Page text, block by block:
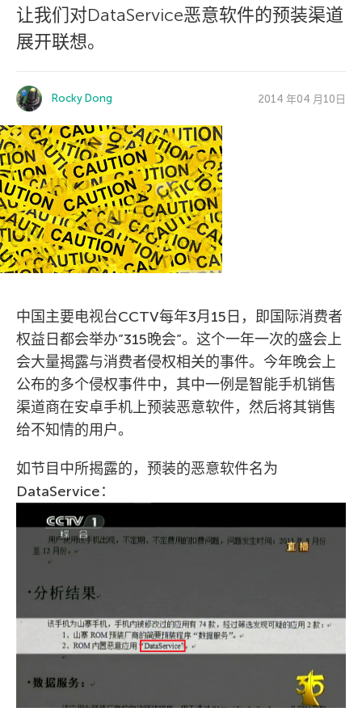
让我们对DataService恶意软件的预装渠道
展开联想。
Rocky Dong 2014 年04 月10日
中国主要电视台CCTV每年3月15日，即国际消费者
权益日都会举办”315晚会”。这个一年一次的盛会上
会大量揭露与消费者侵权相关的事件。今年晚会上
公布的多个侵权事件中，其中一例是智能手机销售
渠道商在安卓手机上预装恶意软件，然后将其销售
给不知情的用户。
如节目中所揭露的，预装的恶意软件名为
DataService：